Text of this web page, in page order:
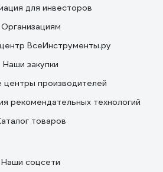
для инвесторов
Организациям
ВсеИнструменты.ру
Наши закупки
производителей
рекомендательных технологий
товаров
Наши соцсети